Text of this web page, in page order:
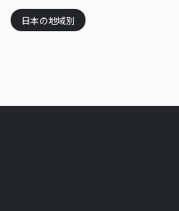
日本の地域別